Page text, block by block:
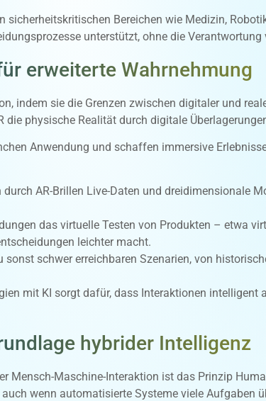
sicherheitskritischen Bereichen wie Medizin,
unterstützt, ohne die
erweiterte Wahrnehmung
indem sie die Grenzen zwischen digitaler und
die physische Realität durch digitale
Anwendung und schaffen immersive
durch AR-Brillen Live-Daten und dreidimensionale
das virtuelle Testen von Produkten – etwa
leichter macht.
sonst schwer erreichbaren Szenarien, von
mit KI sorgt dafür, dass Interaktionen
hybrider Intelligenz
Mensch-Maschine-Interaktion ist das Prinzip
wenn automatisierte Systeme viele Aufgaben